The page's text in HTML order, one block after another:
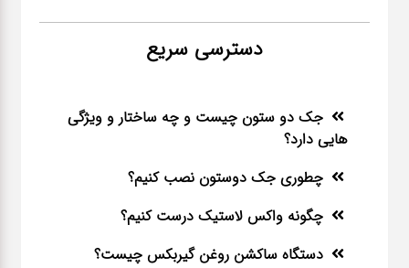
دسترسی سریع
جک دو ستون چیست و چه ساختار و ویژگی
هایی دارد؟
چطوری جک دوستون نصب کنیم؟
چگونه واکس لاستیک درست کنیم؟
دستگاه ساکشن روغن گیربکس چیست؟